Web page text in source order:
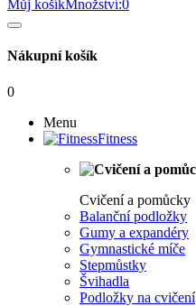
Můj košíkMnožství:0
Nákupní košík
0
Menu
Fitness
Cvičení a pomůcky
Balanční podložky
Gumy a expandéry
Gymnastické míče
Stepmůstky
Švihadla
Podložky na cvičení